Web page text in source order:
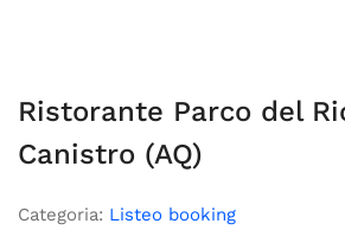
Ristorante Parco del
Canistro (AQ)
Categoria: Listeo booking